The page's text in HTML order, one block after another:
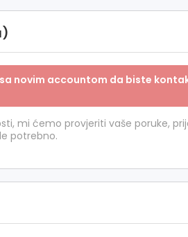
novim accountom da biste
mi ćemo provjeriti vaše poruke,
potrebno.